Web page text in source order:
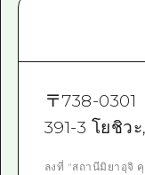
〒738-0301
391-3 โยชิว
ลงที่ "สถานีมิยาอุจิ